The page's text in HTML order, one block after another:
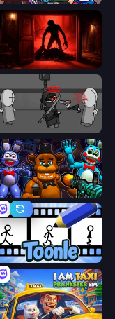
Doors Castle
Madness Project Nexus
FNaF Shooter
Toonle